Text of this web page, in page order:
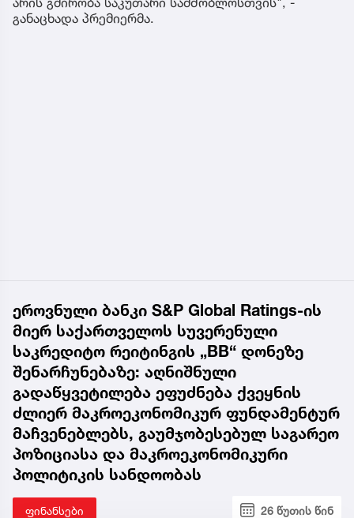
განაცხადა პრემიერმა.
ეროვნული ბანკი S&P Global Ratings-ის
მიერ საქართველოს სუვერენული
საკრედიტო რეიტინგის „BB“ დონეზე
შენარჩუნებაზე: აღნიშნული
გადაწყვეტილება ეფუძნება ქვეყნის
ძლიერ მაკროეკონომიკურ ფუნდამენტურ
მაჩვენებლებს, გაუმჯობესებულ საგარეო
პოზიციასა და მაკროეკონომიკური
პოლიტიკის სანდოობას
ფინანსები 26 წუთის წინ